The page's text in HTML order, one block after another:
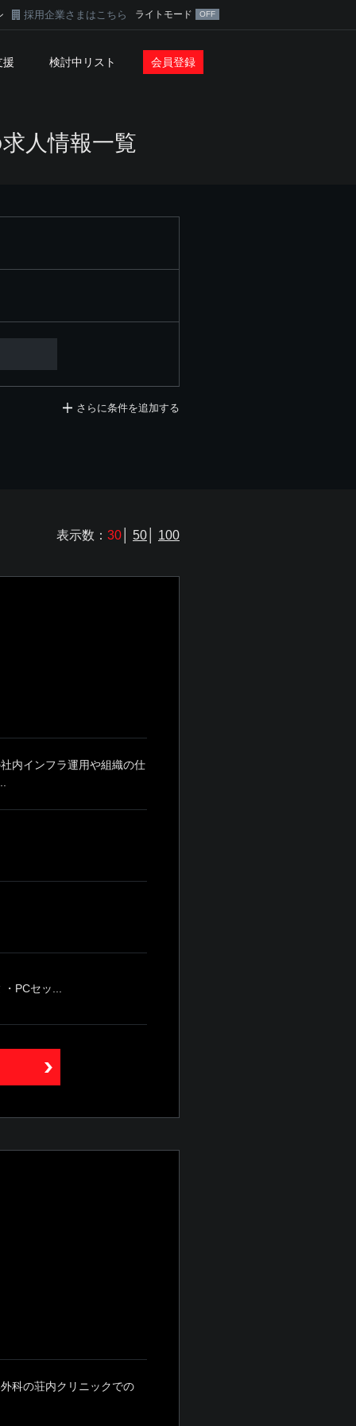
採用企業さまはこちら ライトモード
援 検討中リスト 会員登録
人情報一覧
さらに条件を追加する
表示数： 30 50 100
内インフラ運用や組織の仕
PCセッ...
科の荘内クリニックでの